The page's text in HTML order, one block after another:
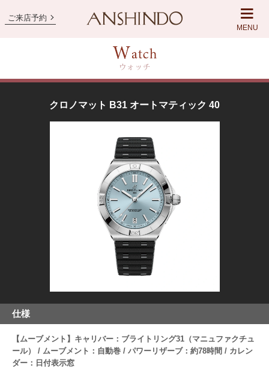
ご来店予約
MENU
クロノマット B31 オートマティック 40
仕様
【ムーブメント】キャリバー：ブライトリング31（マニュファクチュ
ール） / ムーブメント：自動巻 / パワーリザーブ：約78時間 / カレン
ダー：日付表示窓